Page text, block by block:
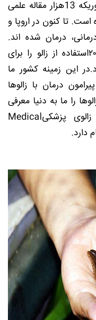
جای خود را باز کرده است، به طوریکه 13هزار مقاله علمی
است. تا کنون در اروپا و
درمان شده اند.
سازمانغذاودارویامریکادر۲۴ژوئن۲۰۰۴استفاده از زالو را برای
این زمینه کشور ما
درمان با زالوها
را ما به دنیا معرفی
کرده است. معروفترین زالوها، زالوی پزشکیMedical